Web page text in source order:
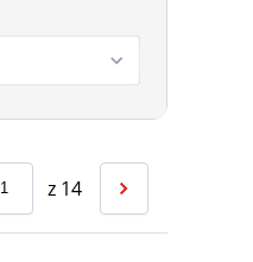
z 14